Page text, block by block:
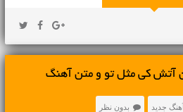
آتش کی مثل تو و متن آهنگ
جدید بدون نظر